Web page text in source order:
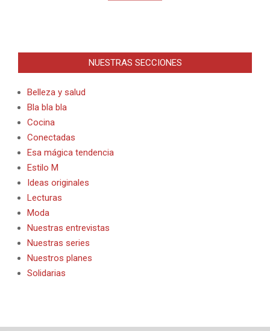
NUESTRAS SECCIONES
Belleza y salud
Bla bla bla
Cocina
Conectadas
Esa mágica tendencia
Estilo M
Ideas originales
Lecturas
Moda
Nuestras entrevistas
Nuestras series
Nuestros planes
Solidarias